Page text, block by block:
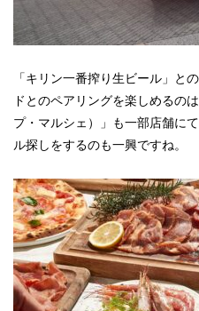
「キリン一番搾り生ビール」と
ドとのペアリングを楽しめるの
プ・マルシェ）」も一部店舗に
ル探しをするのも一興ですね。